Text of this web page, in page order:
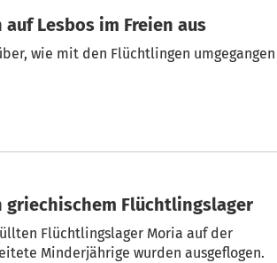
auf Lesbos im Freien aus
wie mit den Flüchtlingen umgegangen
griechischem Flüchtlingslager
Flüchtlingslager Moria auf der
Minderjährige wurden ausgeflogen.